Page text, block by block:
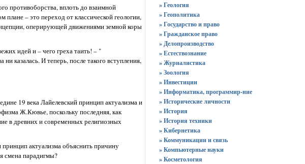
противоборства, вплоть до взаимной
– это переход от классической геологии,
оперирующей движениями земной коры
идей и – чего греха таить! – "
казалась. И теперь, после такого вступления,
19 века Лайелевский принцип актуализма и
Ж.Кювье, поскольку последняя, как
в древних и современных религиозных
актуализма объяснить причину
смена парадигмы?
» Геология
» Геополитика
» Государство и право
» Гражданское право
» Делопроизводство
» Естествознание
» Журналистика
» Зоология
» Инвестиции
» Информатика, программир-ние
» Исторические личности
» История
» История техники
» Кибернетика
» Коммуникации и связь
» Компьютерные науки
» Косметология